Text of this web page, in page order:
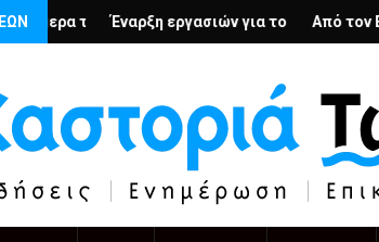
– Ο Άρμιν Βέγκνερ απέναντι στη λήθη
εργασιών για το Κέντρο Ημέρας Ολικής
Από τον Εμφύλιο στην